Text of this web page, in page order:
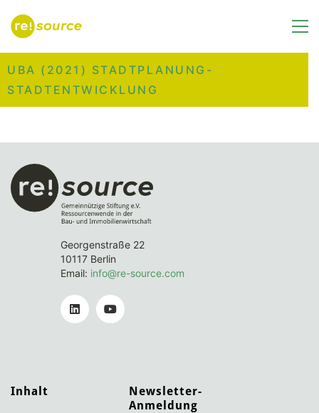
UBA (2021) STADTPLANUNG-
STADTENTWICKLUNG
Georgenstraße 22
10117 Berlin
Email: info@re-source.com
Inhalt
Newsletter-
Anmeldung